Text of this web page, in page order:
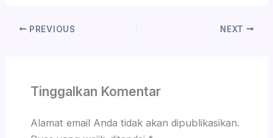
PREVIOUS NEXT
Tinggalkan Komentar
Alamat email Anda tidak akan dipublikasikan.